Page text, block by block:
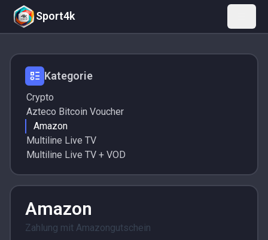
Sport4k
Kategorie
Crypto
Azteco Bitcoin Voucher
Amazon
Multiline Live TV
Multiline Live TV + VOD
Amazon
Zahlung mit Amazongutschein